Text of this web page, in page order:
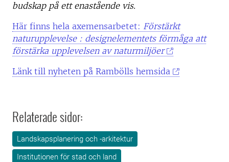
budskap på ett enastående vis.
Här finns hela axemensarbetet: Förstärkt
naturupplevelse : designelementets förmåga att
förstärka upplevelsen av naturmiljöer
Länk till nyheten på Rambölls hemsida
Relaterade sidor:
Landskapsplanering och -arkitektur
Institutionen för stad och land